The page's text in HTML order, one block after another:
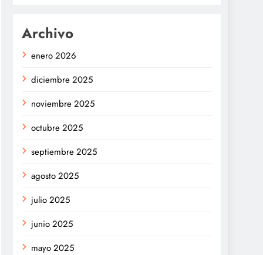
Archivo
enero 2026
diciembre 2025
noviembre 2025
octubre 2025
septiembre 2025
agosto 2025
julio 2025
junio 2025
mayo 2025